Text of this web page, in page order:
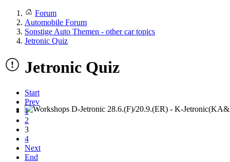
Workshops D-Jetronic 28.6.(F)/20.9.(ER) - K-
Forum
Automobile Forum
Sonstige Auto Themen - other car topics
Jetronic Quiz
Jetronic Quiz
Start
Prev
1
2
3
4
Next
End